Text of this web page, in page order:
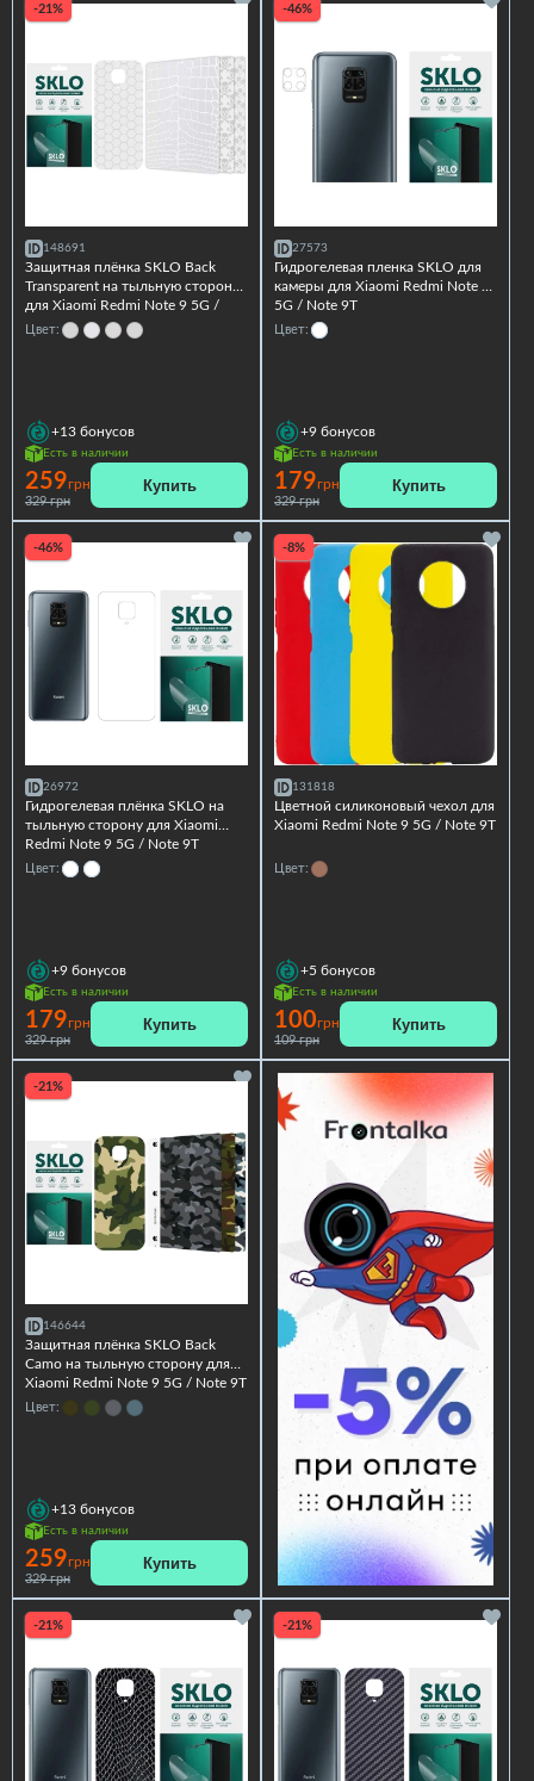
-21%
148691
Защитная плёнка SKLO Back
Transparent на тыльную сторону
для Xiaomi Redmi Note 9 5G /
Note 9T
Цвет:
+13 бонусов
Есть в наличии
259грн
329 грн
Купить
-46%
27573
Гидрогелевая пленка SKLO для
камеры для Xiaomi Redmi Note 9
5G / Note 9T
Цвет:
+9 бонусов
Есть в наличии
179грн
329 грн
Купить
-46%
26972
Гидрогелевая плёнка SKLO на
тыльную сторону для Xiaomi
Redmi Note 9 5G / Note 9T
Цвет:
+9 бонусов
Есть в наличии
179грн
329 грн
Купить
-8%
131818
Цветной силиконовый чехол для
Xiaomi Redmi Note 9 5G / Note 9T
Цвет:
+5 бонусов
Есть в наличии
100грн
109 грн
Купить
-21%
146644
Защитная плёнка SKLO Back
Camo на тыльную сторону для
Xiaomi Redmi Note 9 5G / Note 9T
Цвет:
+13 бонусов
Есть в наличии
259грн
329 грн
Купить
-21% -21%